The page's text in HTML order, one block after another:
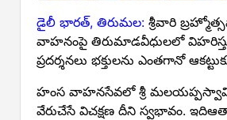
డైలీ భారత్, తిరుమల: శ్రీవారి
వాహనంపై తిరుమాడవీధులలో
ప్ర‌ద‌ర్శ‌న‌లు భ‌క్తుల‌ను ఎంత‌గానో
హంస వాహనసేవలో శ్రీ
వేరుచేసే విచక్షణ దీని స్వభావం.